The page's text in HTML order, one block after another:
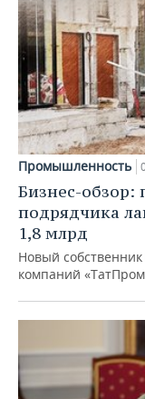
Промышленность
Бизнес-обзор:
подрядчика
1,8 млрд
Новый
компаний